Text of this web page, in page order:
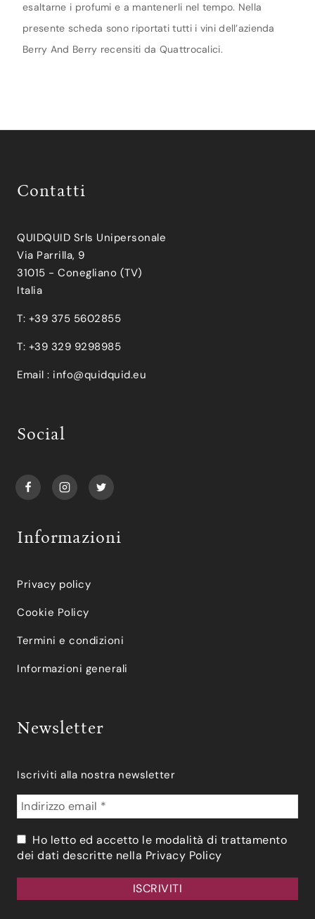
esaltarne i profumi e a mantenerli nel tempo. Nella
presente scheda sono riportati tutti i vini dell’azienda
Berry And Berry recensiti da Quattrocalici.
Contatti
QUIDQUID Srls Unipersonale
Via Parrilla, 9
31015 - Conegliano (TV)
Italia
T: +39 375 5602855
T: +39 329 9298985
Email : info@quidquid.eu
Social
Informazioni
Privacy policy
Cookie Policy
Termini e condizioni
Informazioni generali
Newsletter
Iscriviti alla nostra newsletter
Ho letto ed accetto le modalità di trattamento
dei dati descritte nella Privacy Policy